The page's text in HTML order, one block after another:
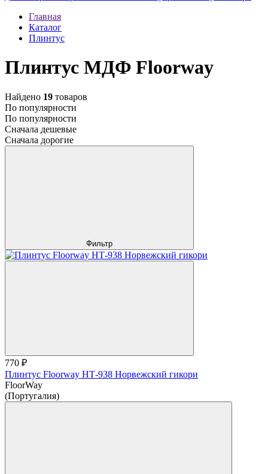
Главная
Каталог
Плинтус
Плинтус МДФ Floorway
Найдено 19 товаров
По популярности
По популярности
Сначала дешевые
Сначала дорогие
Фильтр
770 ₽
Плинтус Floorway НТ-938 Норвежский гикори
FloorWay
(Португалия)